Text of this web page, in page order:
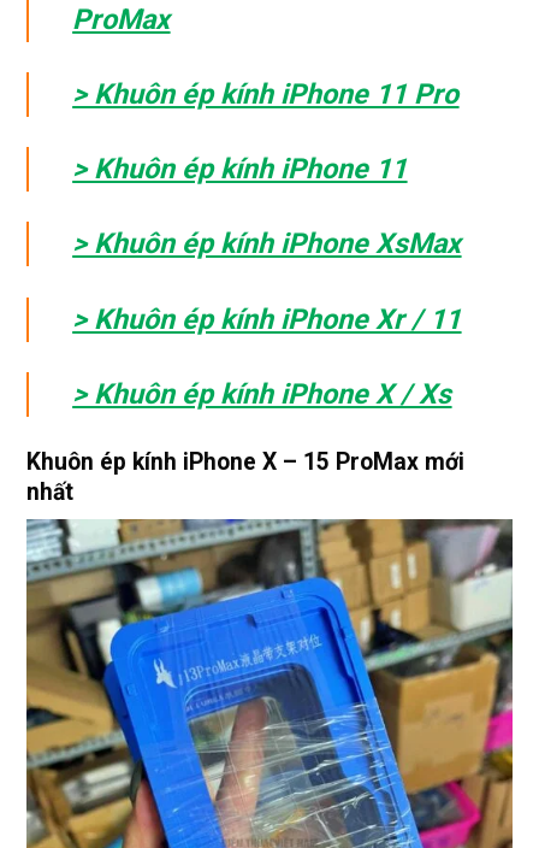
ProMax
> Khuôn ép kính iPhone 11 Pro
> Khuôn ép kính iPhone 11
> Khuôn ép kính iPhone XsMax
> Khuôn ép kính iPhone Xr / 11
> Khuôn ép kính iPhone X / Xs
Khuôn ép kính iPhone X – 15 ProMax mới
nhất